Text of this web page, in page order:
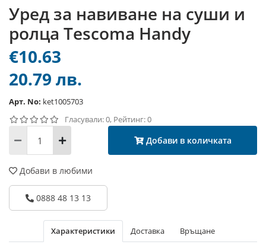
Уред за навиване на суши и
ролца Tescoma Handy
€10.63
20.79 лв.
Арт. No: ket1005703
Гласували: 0, Рейтинг: 0
Добави в количката
Добави в любими
0888 48 13 13
Характеристики Доставка Връщане